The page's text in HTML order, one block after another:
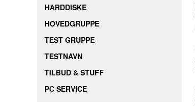
HARDDISKE
HOVEDGRUPPE
TEST GRUPPE
TESTNAVN
TILBUD & STUFF
PC SERVICE